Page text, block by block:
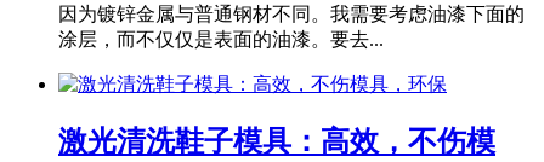
因为镀锌金属与普通钢材不同。我需要考虑油漆下面的
涂层，而不仅仅是表面的油漆。要去...
激光清洗鞋子模具：高效，不伤模